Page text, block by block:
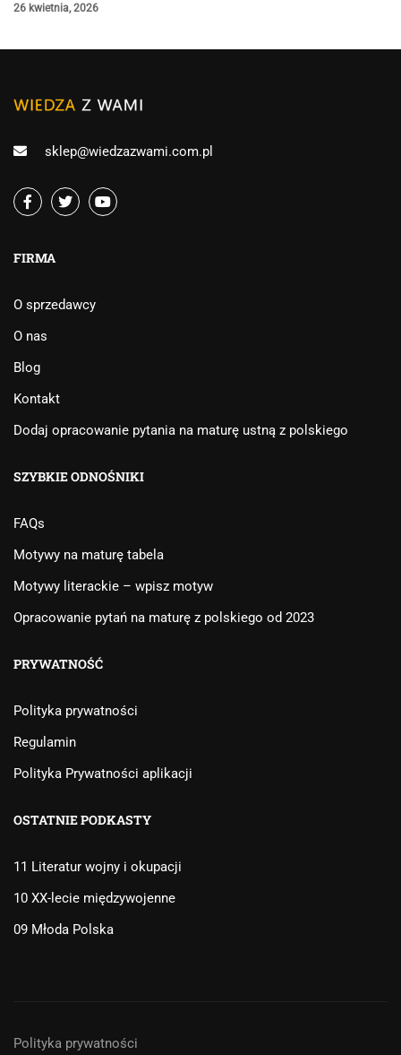
26 kwietnia, 2026
sklep@wiedzazwami.com.pl
FIRMA
O sprzedawcy
O nas
Blog
Kontakt
Dodaj opracowanie pytania na maturę ustną z polskiego
SZYBKIE ODNOŚNIKI
FAQs
Motywy na maturę tabela
Motywy literackie – wpisz motyw
Opracowanie pytań na maturę z polskiego od 2023
PRYWATNOŚĆ
Polityka prywatności
Regulamin
Polityka Prywatności aplikacji
OSTATNIE PODKASTY
11 Literatur wojny i okupacji
10 XX-lecie międzywojenne
09 Młoda Polska
Polityka prywatności